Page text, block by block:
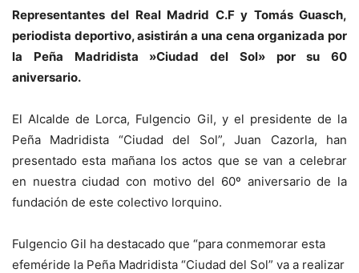
Representantes del Real Madrid C.F y Tomás Guasch,
periodista deportivo, asistirán a una cena organizada por
la Peña Madridista »Ciudad del Sol» por su 60
aniversario.
El Alcalde de Lorca, Fulgencio Gil, y el presidente de la
Peña Madridista “Ciudad del Sol”, Juan Cazorla, han
presentado esta mañana los actos que se van a celebrar
en nuestra ciudad con motivo del 60º aniversario de la
fundación de este colectivo lorquino.
Fulgencio Gil ha destacado que “para conmemorar esta
efeméride la Peña Madridista “Ciudad del Sol” va a realizar